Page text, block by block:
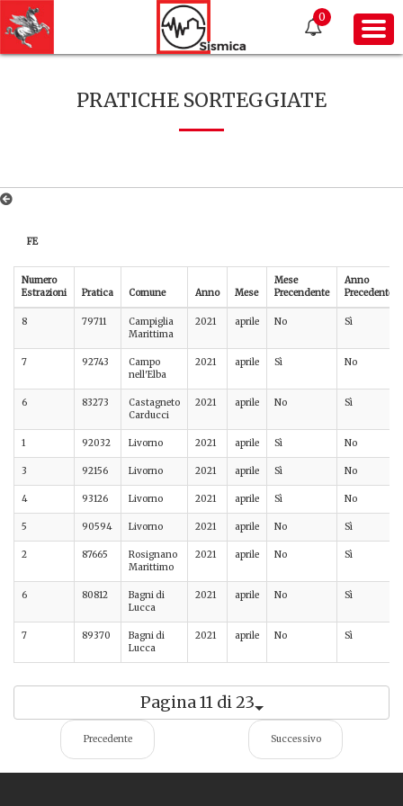
0
PRATICHE SORTEGGIATE
FE
Numero
Estrazioni
Pratica Comune Anno Mese
Mese
Precendente
Anno
Precedente
8 79711
Campiglia
Marittima
2021 aprile No Sì
7 92743
Campo
nell'Elba
2021 aprile Sì No
6 83273
Castagneto
Carducci
2021 aprile No Sì
1 92032 Livorno 2021 aprile Sì No
3 92156 Livorno 2021 aprile Sì No
4 93126 Livorno 2021 aprile Sì No
5 90594 Livorno 2021 aprile No Sì
2 87665
Rosignano
Marittimo
2021 aprile No Sì
6 80812
Bagni di
Lucca
2021 aprile No Sì
7 89370
Bagni di
Lucca
2021 aprile No Sì
Pagina 11 di 23
Precedente Successivo